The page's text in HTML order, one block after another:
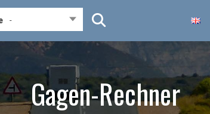
-
Gagen-Rechner